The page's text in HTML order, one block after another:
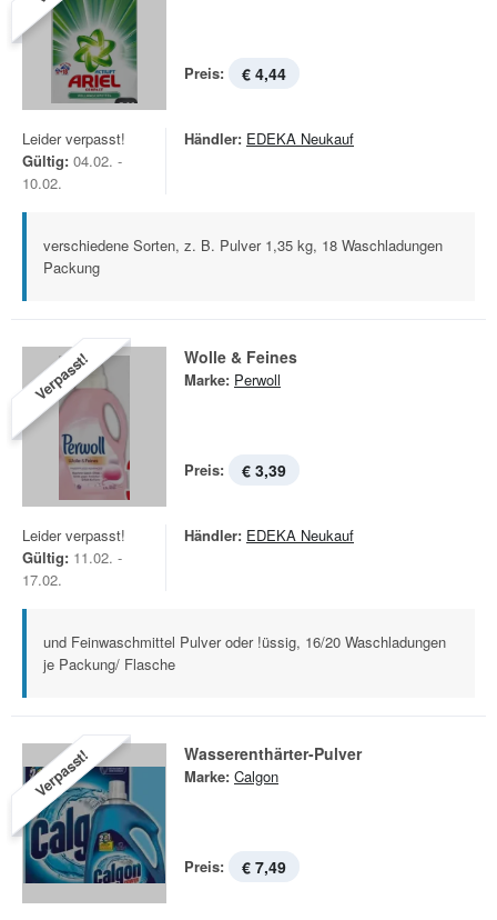
Preis: € 4,44
Leider verpasst!
Gültig: 04.02. -
10.02.
Händler: EDEKA Neukauf
verschiedene Sorten, z. B. Pulver 1,35 kg, 18 Waschladungen
Packung
Verpasst! Wolle & Feines
Marke: Perwoll
Preis: € 3,39
Leider verpasst!
Gültig: 11.02. -
17.02.
Händler: EDEKA Neukauf
und Feinwaschmittel Pulver oder !üssig, 16/20 Waschladungen
je Packung/ Flasche
Verpasst! Wasserenthärter-Pulver
Marke: Calgon
Preis: € 7,49